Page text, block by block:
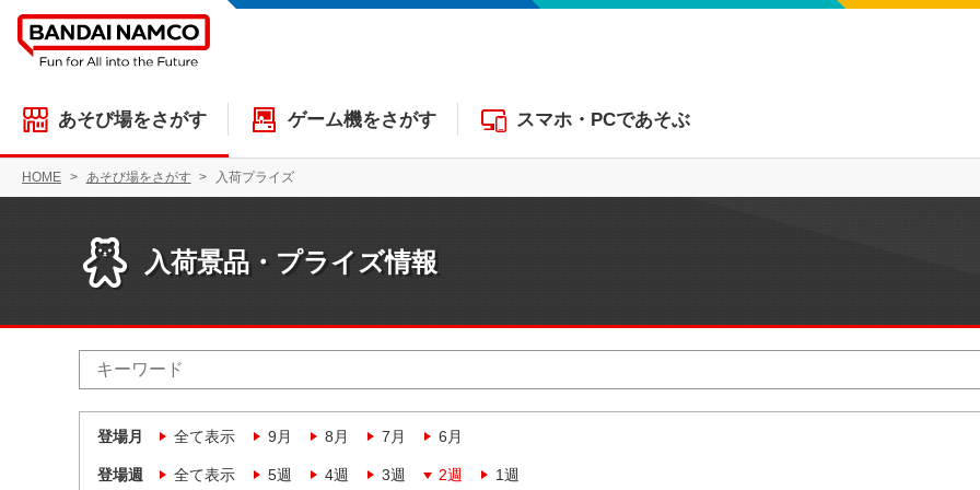
あそび場をさがす ゲーム機をさがす スマホ・PCであそぶ
HOME あそび場をさがす 入荷プライズ
入荷景品・プライズ情報
登場月 全て表示 9月 8月 7月 6月
登場週 全て表示 5週 4週 3週 2週 1週